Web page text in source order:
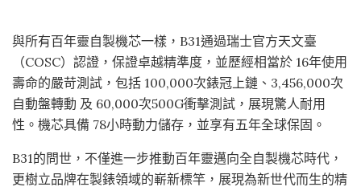
與所有百年靈自製機芯一樣，B31通過瑞士官方天文臺
（COSC）認證，保證卓越精準度，並歷經相當於 16年使用
壽命的嚴苛測試，包括 100,000次錶冠上鏈、3,456,000次
自動盤轉動 及 60,000次500G衝擊測試，展現驚人耐用
性。機芯具備 78小時動力儲存，並享有五年全球保固。
B31的問世，不僅進一步推動百年靈邁向全自製機芯時代，
更樹立品牌在製錶領域的嶄新標竿，展現為新世代而生的精